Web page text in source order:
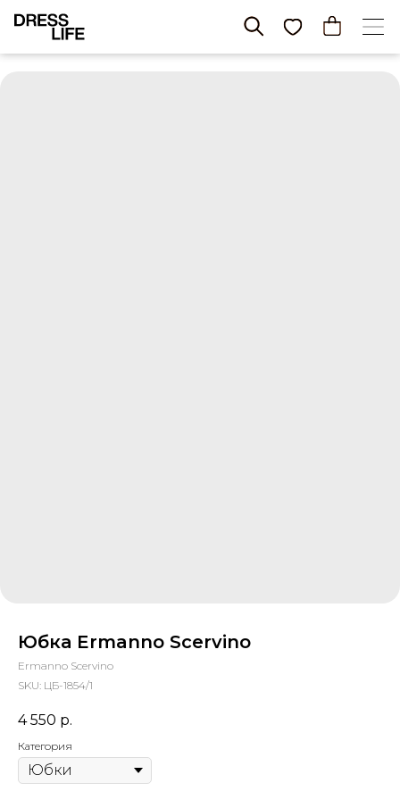
Юбка Ermanno Scervino
Ermanno Scervino
SKU: ЦБ-1854/1
4 550 р.
Категория